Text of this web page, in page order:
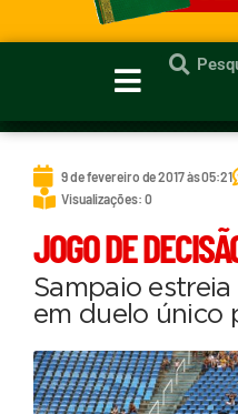
9 de fevereiro de 2017 às 05:21
Visualizações: 0
JOGO DE
Sampaio estreia
em duelo único